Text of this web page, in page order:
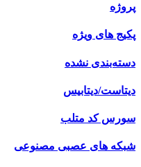
پروژه
پکیج های ویژه
دسته‌بندی نشده
دیتاست/دیتابیس
سورس کد متلب
شبکه های عصبی مصنوعی